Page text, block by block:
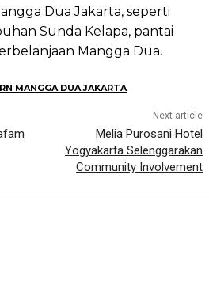
Dua Jakarta, seperti
Sunda Kelapa, pantai
Mangga Dua.
MANGGA DUA JAKARTA
Next article
Melia Purosani Hotel
Yogyakarta Selenggarakan
Community Involvement